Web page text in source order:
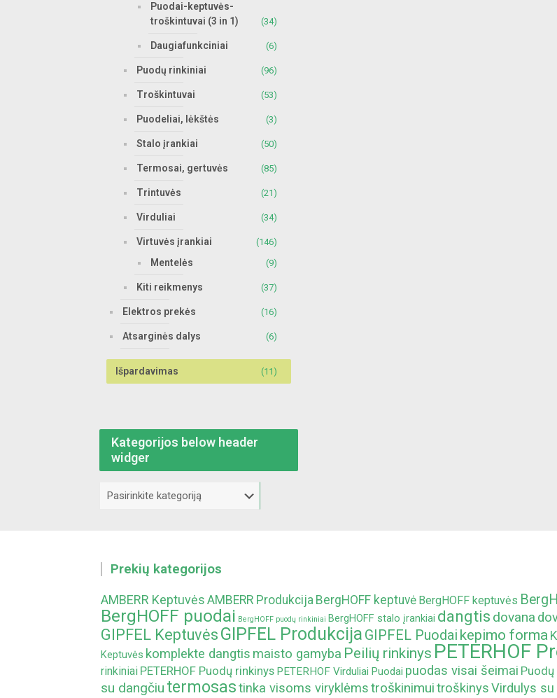
Puodai-keptuvės-
troškintuvai (3 in 1)
(34)
Daugiafunkciniai (6)
Puodų rinkiniai (96)
Troškintuvai (53)
Puodeliai, lėkštės (3)
Stalo įrankiai (50)
Termosai, gertuvės (85)
Trintuvės (21)
Virduliai (34)
Virtuvės įrankiai (146)
Mentelės (9)
Kiti reikmenys (37)
Elektros prekės (16)
Atsarginės dalys (6)
Išpardavimas (11)
Kategorijos below header
widger
Prekių kategorijos
AMBERR Keptuvės AMBERR Produkcija BergHOFF keptuvė BergHOFF keptuvės
BergHOFF puodai BergHOFF puodų rinkiniai BergHOFF stalo įrankiai dangtis dovana
GIPFEL Keptuvės GIPFEL Produkcija GIPFEL Puodai kepimo forma
Keptuvės komplekte dangtis maisto gamyba Peilių rinkinys PETERHOF
rinkiniai PETERHOF Puodų rinkinys PETERHOF Virduliai Puodai puodas visai šeimai
su dangčiu termosastinka visoms viryklėmstroškinimuitroškinysVirdulys